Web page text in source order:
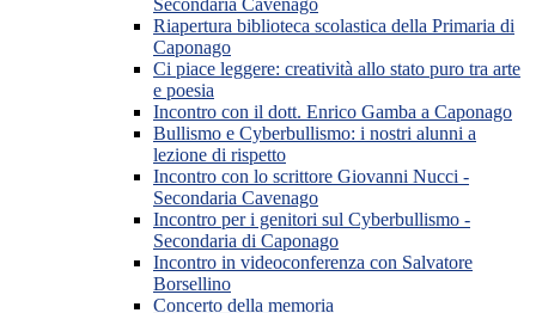
Secondaria Cavenago
Riapertura biblioteca scolastica della Primaria di
Caponago
Ci piace leggere: creatività allo stato puro tra arte
e poesia
Incontro con il dott. Enrico Gamba a Caponago
Bullismo e Cyberbullismo: i nostri alunni a
lezione di rispetto
Incontro con lo scrittore Giovanni Nucci -
Secondaria Cavenago
Incontro per i genitori sul Cyberbullismo -
Secondaria di Caponago
Incontro in videoconferenza con Salvatore
Borsellino
Concerto della memoria